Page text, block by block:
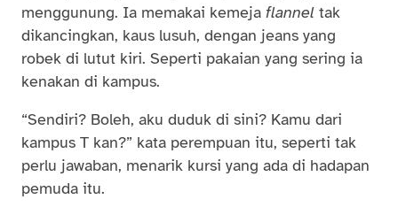
menggunung. Ia memakai kemeja flannel tak
dikancingkan, kaus lusuh, dengan jeans yang
robek di lutut kiri. Seperti pakaian yang sering ia
kenakan di kampus.
“Sendiri? Boleh, aku duduk di sini? Kamu dari
kampus T kan?” kata perempuan itu, seperti tak
perlu jawaban, menarik kursi yang ada di hadapan
pemuda itu.